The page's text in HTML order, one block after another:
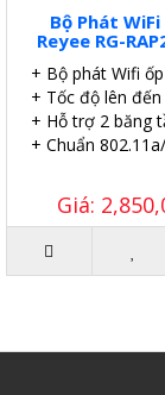
Bộ Phát WiFi
Reyee RG-
+ Bộ phát Wifi
+ Tốc độ lên đến
+ Hỗ trợ 2 băng
+ Chuẩn
Giá: